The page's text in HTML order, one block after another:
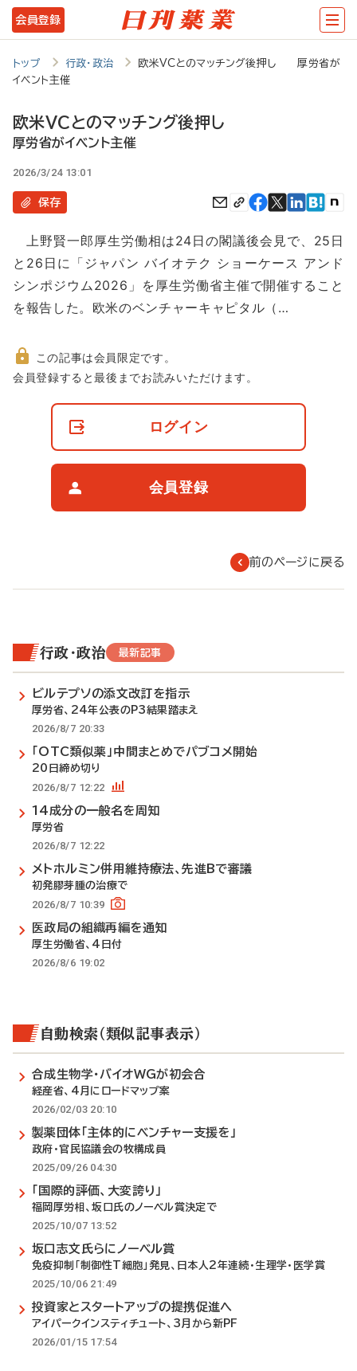
メ
イ
テ
ツ
に
動
会員登録
トップ 行政・政治
欧米VCとのマッチング後押し 厚労省が
イベント主催
欧米VCとのマッチング後押し
厚労省がイベント主催
2026/3/24 13:01
保存
上野賢一郎厚生労働相は24日の閣議後会見で、25日
と26日に「ジャパン バイオテク ショーケース アンド
シンポジウム2026」を厚生労働省主催で開催すること
を報告した。欧米のベンチャーキャピタル（…
非
この記事は会員限定です。
会員登録すると最後までお読みいただけます。
ログイン
会員登録
前のページに戻る
行政・政治 最新記事
ビルテプソの添文改訂を指示
厚労省、24年公表のP3結果踏まえ
2026/8/7 20:33
「OTC類似薬」中間まとめでパブコメ開始
20日締め切り
2026/8/7 12:22
14成分の一般名を周知
厚労省
2026/8/7 12:22
メトホルミン併用維持療法、先進Bで審議
初発膠芽腫の治療で
2026/8/7 10:39
医政局の組織再編を通知
厚生労働省、4日付
2026/8/6 19:02
自動検索（類似記事表示）
合成生物学・バイオWGが初会合
経産省、4月にロードマップ案
2026/02/03 20:10
製薬団体「主体的にベンチャー支援を」
政府・官民協議会の牧構成員
2025/09/26 04:30
「国際的評価、大変誇り」
福岡厚労相、坂口氏のノーベル賞決定で
2025/10/07 13:52
坂口志文氏らにノーベル賞
免疫抑制「制御性T細胞」発見、日本人2年連続・生理学・医学賞
2025/10/06 21:49
投資家とスタートアップの提携促進へ
アイパークインスティチュート、3月から新PF
2026/01/15 17:54